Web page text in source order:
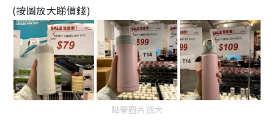
(按圖放大睇價錢)
點擊圖片放大